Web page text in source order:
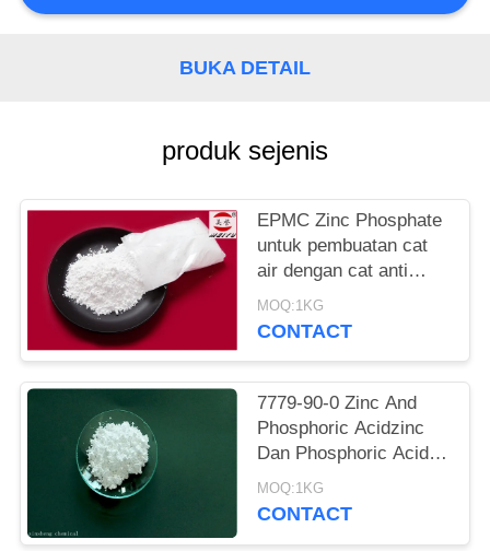
BUKA DETAIL
produk sejenis
EPMC Zinc Phosphate
untuk pembuatan cat
air dengan cat anti
karat logam berat
rendah
MOQ:1KG
CONTACT
7779-90-0 Zinc And
Phosphoric Acidzinc
Dan Phosphoric Acid
Anti Korosif Cat Untuk
Baja
MOQ:1KG
CONTACT